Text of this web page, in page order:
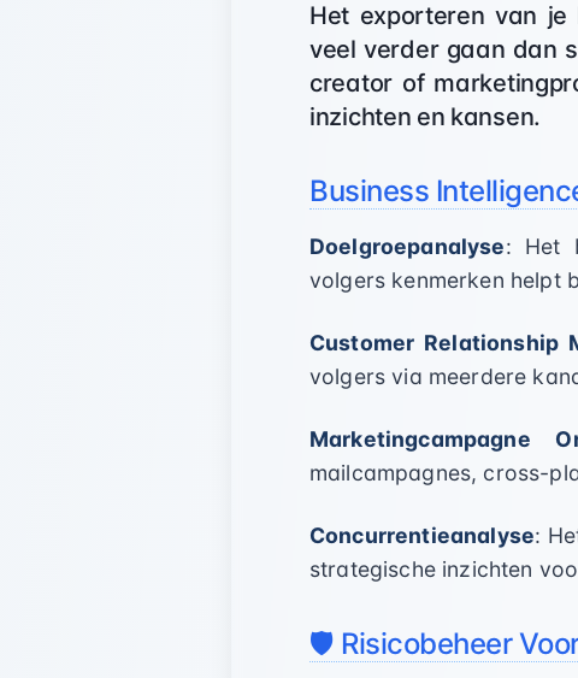
Het exporteren van je
veel verder gaan dan
creator of
inzichten en kansen.
Business
Doelgroepanalyse: Het
volgers kenmerken helpt
Customer Relationship
volgers via meerdere
Marketingcampagne
mailcampagnes, cross-
Concurrentieanalyse:
strategische inzichten
🛡️ Risicobeheer